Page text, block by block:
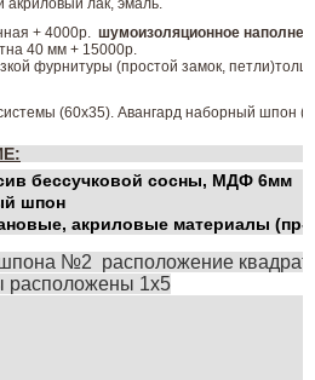
акриловый лак, эмаль.
+ 4000р. шумоизоляционное
40 мм + 15000р.
фурнитуры (простой замок,
(60х35). Авангард наборный шпон
бессучковой сосны, МДФ 6мм
шпон
акриловые материалы (пр-
шпона №2 расположение
расположены 1х5